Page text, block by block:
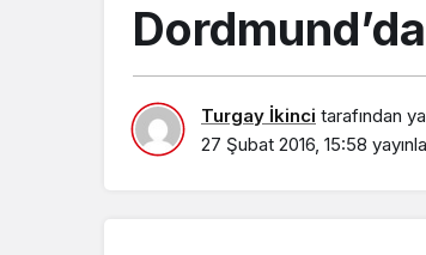
Turgay İkinci tarafından
27 Şubat 2016, 15:58